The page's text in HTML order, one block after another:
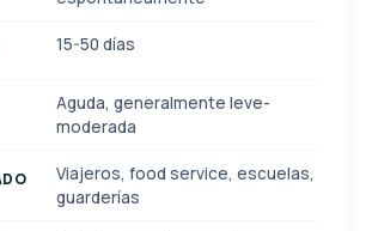
15-50 días
Aguda, generalmente leve-
moderada
Viajeros, food service, escuelas,
guarderías